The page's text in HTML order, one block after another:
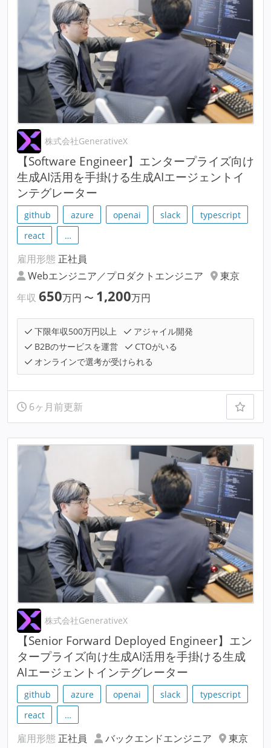
株式会社GenerativeX
【Software Engineer】エンタープライズ向け
生成AI活用を手掛ける生成AIエージェントイ
ンテグレーター
github azure openai slack
typescript
react
…
雇用形態 正社員
Webエンジニア／プロダクトエンジニア
東京
年収 650万円 〜 1,200万円
下限年収500万円以上
アジャイル開発
B2Bのサービスを運営
CTOがいる
オンラインで選考が受けられる
6ヶ月前更新
株式会社GenerativeX
【Senior Forward Deployed Engineer】エン
タープライズ向け生成AI活用を手掛ける生成
AIエージェントインテグレーター
github azure openai slack
typescript
react
…
雇用形態 正社員 バックエンドエンジニア
東京